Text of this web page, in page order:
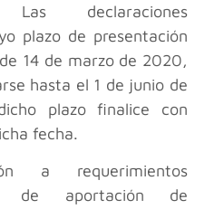
Las declaraciones
plazo de presentación
14 de marzo de 2020,
hasta el 1 de junio de
plazo finalice con
fecha.
a requerimientos
de aportación de